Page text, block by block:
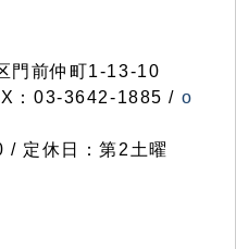
門前仲町1-13-10
：03-3642-1885 / o
/ 定休日：第2土曜